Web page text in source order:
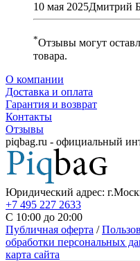
10 мая 2025Дмитрий
*Отзывы могут
товара.
О компании
Доставка и оплата
Гарантия и возврат
Контакты
Отзывы
piqbag.ru - официальный
Юридический адрес:
+7 495 227 2633
С 10:00 до 20:00
Публичная оферта /
обработки персональных
карта сайта